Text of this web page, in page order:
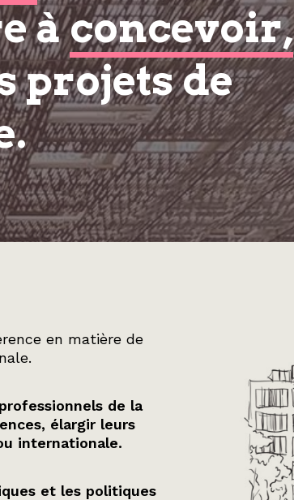
àconcevoir,
projets de
en matière de
de la
élargir leurs
internationale.
et les politiques